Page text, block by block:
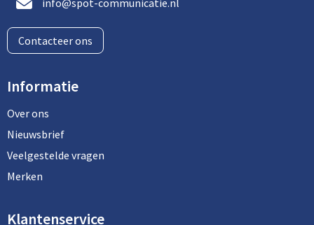
Aktetassen
Autotassen
Documententassen
Heuptassen
Jute tassen
Stickers
Kabels en toebehoren
Computer- en Laptopaccessoires
Kledingaccessoires
Regenkleding
info@spot-communicatie.nl
Contacteer ons
Informatie
Over ons
Nieuwsbrief
Veelgestelde vragen
Merken
Klantenservice